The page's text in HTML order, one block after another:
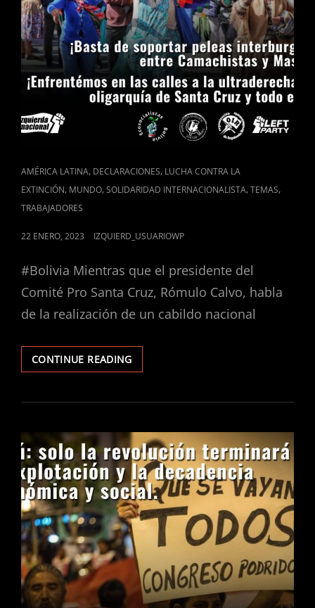
CAT
LINKS
AMÉRICA LATINA, DECLARACIONES, LUCHA CONTRA LA
EXTINCIÓN, MUNDO,SOLIDARIDAD INTERNACIONALISTA,TEMAS,
TRABAJADORES
POSTED
22 ENERO, 2023 IZQUIERD_USUARIOWP
#Bolivia Mientras que el presidente del
Comité Pro Santa Cruz, Rómulo Calvo, habla
de la realización de un cabildo nacional
CONTINUE READINGBOLIVIA:
¡BASTA
SOPORTAR
INTERBURGUESAS
ENTRE
CAMACHISTAS
Y
MASISTAS!